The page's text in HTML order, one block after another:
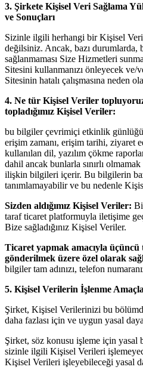
3. Şirkete Kişisel Veri Sağlama
ve Sonuçları
Sizinle ilgili herhangi bir Kişisel
değilsiniz. Ancak, bazı durumlarda,
sağlanmaması Size Hizmetleri
Sitesini kullanmanızı önleyecek
Sitesinin hatalı çalışmasına neden
4. Ne tür Kişisel Veriler
topladığımız Kişisel Veriler:
bu bilgiler çevrimiçi etkinlik
erişim zamanı, erişim tarihi, ziyaret
kullanılan dil, yazılım çökme
dahil ancak bunlarla sınırlı
ilişkin bilgileri içerir. Bu bilgilerin
tanımlamayabilir ve bu nedenle
Sizden aldığımız Kişisel Veriler:
taraf ticaret platformuyla iletişime
Bize sağladığınız Kişisel Veriler.
Ticaret yapmak amacıyla
gönderilmek üzere özel olarak
bilgiler tam adınızı, telefon
5. Kişisel Verilerin İşlenme
Şirket, Kişisel Verilerinizi bu
daha fazlası için ve uygun yasal
Şirket, söz konusu işleme için yasal
sizinle ilgili Kişisel Verileri
Kişisel Verileri işleyebileceği yasal